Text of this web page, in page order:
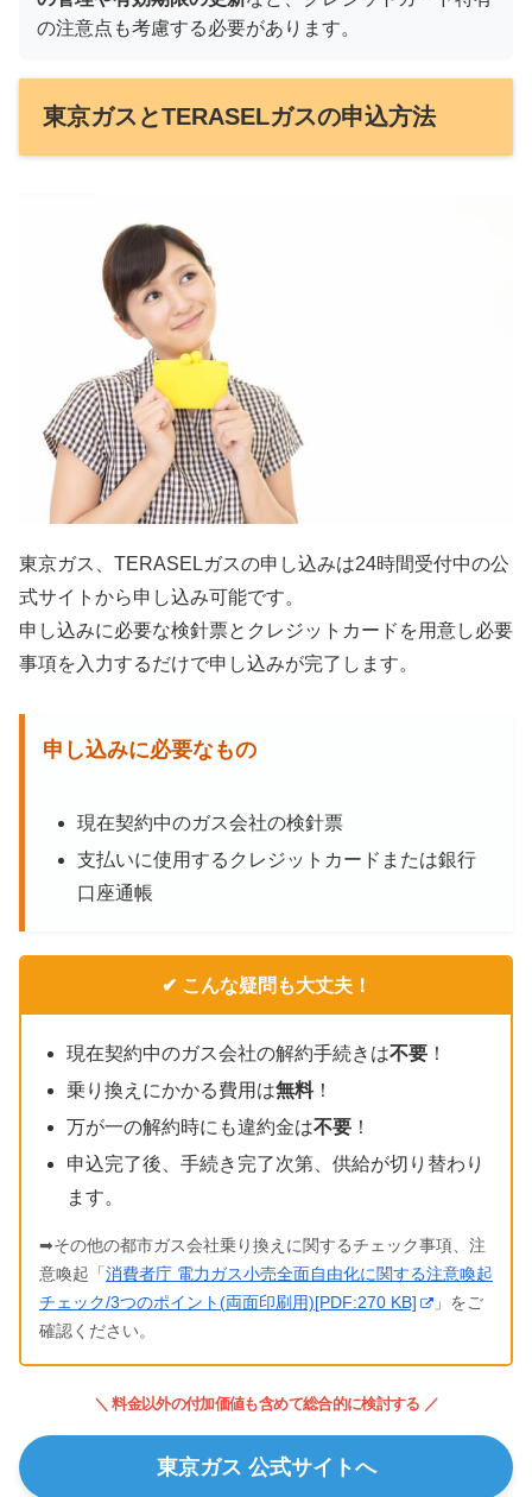
の注意点も考慮する必要があります。
東京ガスとTERASELガスの申込方法
東京ガス、TERASELガスの申し込みは24時間受付中の公
式サイトから申し込み可能です。
申し込みに必要な検針票とクレジットカードを用意し必要
事項を入力するだけで申し込みが完了します。
申し込みに必要なもの
現在契約中のガス会社の検針票
支払いに使用するクレジットカードまたは銀行
口座通帳
✔ こんな疑問も大丈夫！
現在契約中のガス会社の解約手続きは不要 ！
乗り換えにかかる費用は無料！
万が一の解約時にも違約金は不要 ！
申込完了後、手続き完了次第、供給が切り替わり
ます。
➡その他の都市ガス会社乗り換えに関するチェック事項、注
意喚起「 消費者庁 電力ガス小売全面自由化に関する注意喚起
チェック/3つのポイント(両面印刷用)[PDF:270 KB]
」をご
確認ください。
＼ 料金以外の付加価値も含めて総合的に検討する ／
東京ガス 公式サイトへ